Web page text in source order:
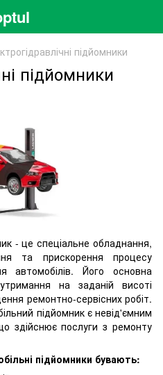
підйомники
підйомники
- це спеціальне обладнання,
та прискорення процесу
автомобілів. Його основна
на заданій висоті
ремонтно-сервісних робіт.
підйомник є невід'ємним
здійснює послуги з ремонту
підйомники бувають: